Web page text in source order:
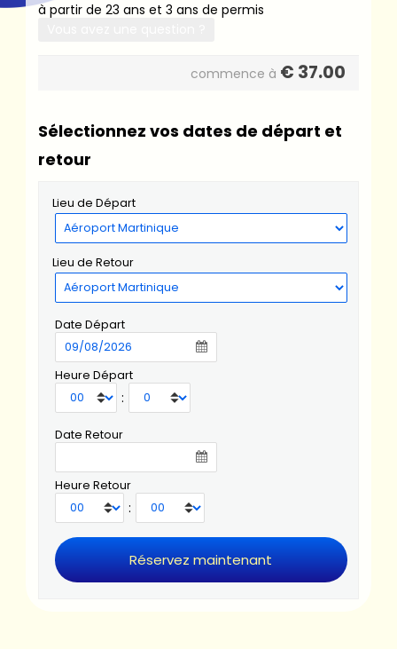
à partir de 23 ans et 3 ans de permis
commence à € 37.00
Sélectionnez vos dates de départ et
retour
Lieu de Départ
Lieu de Retour
Date Départ
Heure Départ
:
Date Retour
Heure Retour
: